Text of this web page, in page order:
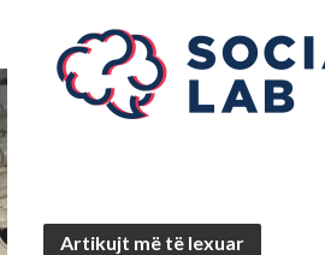
Artikujt më të lexuar